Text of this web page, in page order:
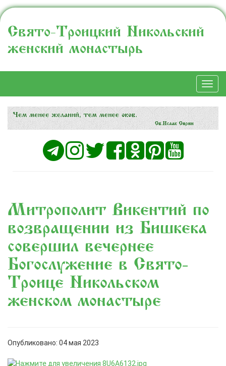
Свято-Троицкий Никольский
женский монастырь
Митрополит Викентий по
возвращении из Бишкека
совершил вечернее
Богослужение в Свято-
Троице Никольском
женском монастыре
Опубликовано: 04 мая 2023